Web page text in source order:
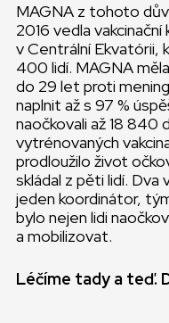
MAGNA z tohoto
2016 vedla
v Centrální Ekvatórii,
400 lidí. MAGNA
do 29 let proti
naplnit až s 97 %
naočkovali až 18 840
vytrénovaných
prodloužilo život
skládal z pěti lidí. Dva
jeden koordinátor,
bylo nejen lidi
a mobilizovat.
Léčíme tady a teď.